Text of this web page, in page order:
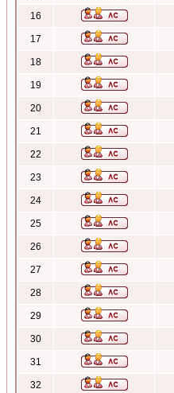
16
17
18
19
20
21
22
23
24
25
26
27
28
29
30
31
32